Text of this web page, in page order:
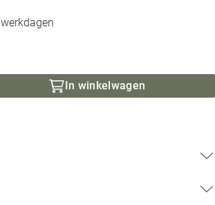
In winkelwagen